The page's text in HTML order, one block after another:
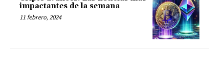
impactantes de la semana
11 febrero, 2024